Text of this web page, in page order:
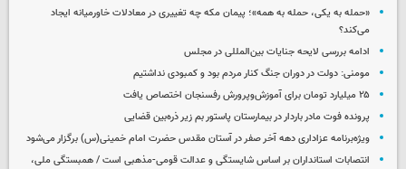
«حمله به یکی، حمله به همه»؛ پیمان مکه چه تغییری در معادلات خاورمیانه ایجاد
می‌کند؟
ادامه بررسی لایحه جنایات بین‌المللی در مجلس
مومنی: دولت در دوران جنگ کنار مردم بود و کمبودی نداشتیم
۲۵ میلیارد تومان برای آموزش‌وپرورش رفسنجان اختصاص یافت
پرونده فوت مادر باردار در بیمارستان پاستور بم زیر ذره‌بین قضایی
ویژه‌برنامه عزاداری دهه آخر صفر در آستان مقدس حضرت امام خمینی(س) برگزار می‌شود
انتصابات استانداران بر اساس شایستگی و عدالت قومی-مذهبی است / همبستگی ملی،